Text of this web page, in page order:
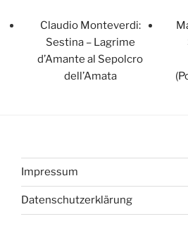
Claudio Monteverdi:
Sestina – Lagrime
d’Amante al Sepolcro
dell’Amata
Impressum
Datenschutzerklärung